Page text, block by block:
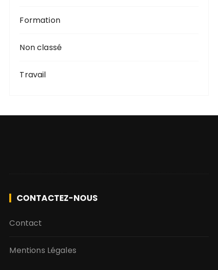
Formation
Non classé
Travail
CONTACTEZ-NOUS
Contact
Mentions Légales